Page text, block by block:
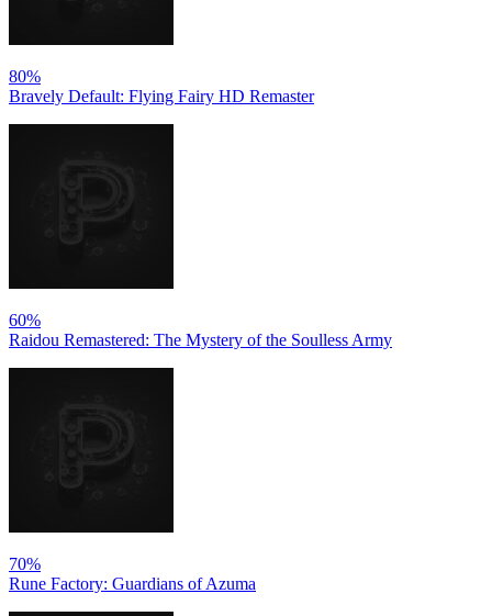
80%
Bravely Default: Flying Fairy HD Remaster
60%
Raidou Remastered: The Mystery of the Soulless Army
70%
Rune Factory: Guardians of Azuma